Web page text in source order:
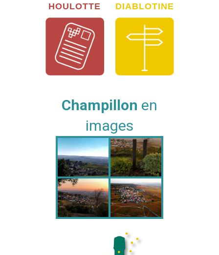
HOULOTTE
DIABLOTINE
Champillon en
images